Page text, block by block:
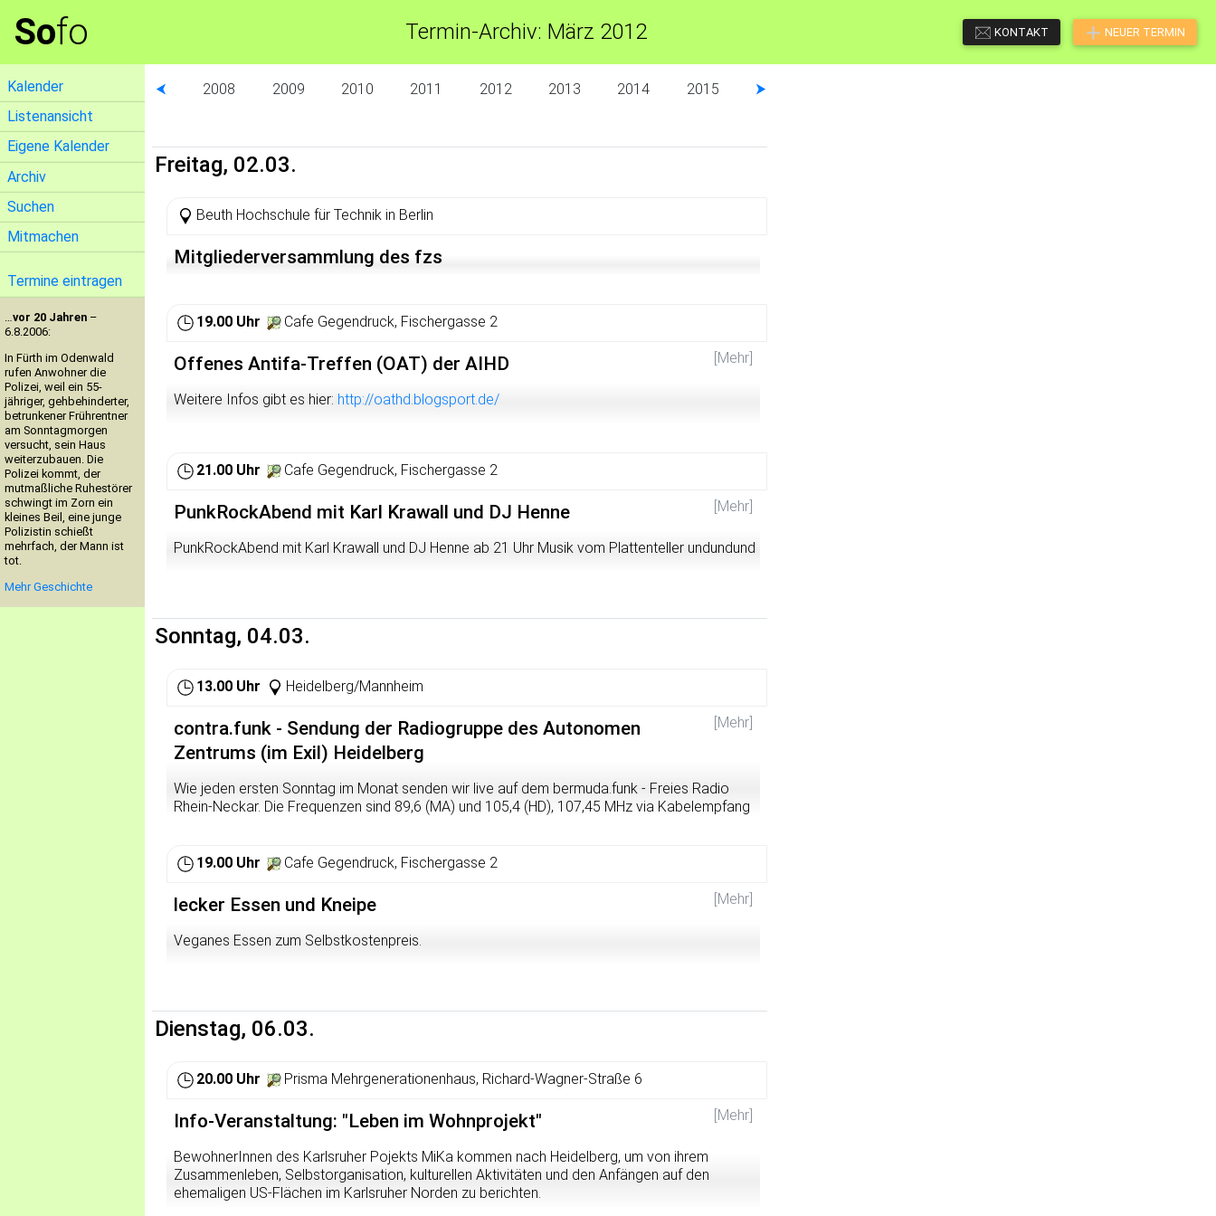
Sofo Termin-Archiv: März 2012 KONTAKT NEUER TERMIN
Kalender
Listenansicht
Eigene Kalender
Archiv
Suchen
Mitmachen
Termine eintragen
…vor 20 Jahren –
6.8.2006:
In Fürth im Odenwald
rufen Anwohner die
Polizei, weil ein 55-
jähriger, gehbehinderter,
betrunkener Frührentner
am Sonntagmorgen
versucht, sein Haus
weiterzubauen. Die
Polizei kommt, der
mutmaßliche Ruhestörer
schwingt im Zorn ein
kleines Beil, eine junge
Polizistin schießt
mehrfach, der Mann ist
tot.
Mehr Geschichte
⮜ 2008 2009 2010 2011 2012 2013 2014 2015 ⮞
Freitag, 02.03.
Beuth Hochschule für Technik in Berlin
Mitgliederversammlung des fzs
19.00 Uhr Cafe Gegendruck, Fischergasse 2
[Mehr]
Offenes Antifa-Treffen (OAT) der AIHD
Weitere Infos gibt es hier: http://oathd.blogsport.de/
21.00 Uhr Cafe Gegendruck, Fischergasse 2
[Mehr]
PunkRockAbend mit Karl Krawall und DJ Henne
PunkRockAbend mit Karl Krawall und DJ Henne ab 21 Uhr Musik vom Plattenteller undundund
Sonntag, 04.03.
13.00 Uhr Heidelberg/Mannheim
[Mehr]
contra.funk - Sendung der Radiogruppe des Autonomen
Zentrums (im Exil) Heidelberg
Wie jeden ersten Sonntag im Monat senden wir live auf dem bermuda.funk - Freies Radio
Rhein-Neckar. Die Frequenzen sind 89,6 (MA) und 105,4 (HD), 107,45 MHz via Kabelempfang
http://www.bermudafunk.org/stream.html.
http://www.myspace.com/contrafunk
19.00 Uhr Cafe Gegendruck, Fischergasse 2
[Mehr]
lecker Essen und Kneipe
Veganes Essen zum Selbstkostenpreis.
Dienstag, 06.03.
20.00 Uhr Prisma Mehrgenerationenhaus, Richard-Wagner-Straße 6
[Mehr]
Info-Veranstaltung: "Leben im Wohnprojekt"
BewohnerInnen des Karlsruher Pojekts MiKa kommen nach Heidelberg, um von ihrem
Zusammenleben, Selbstorganisation, kulturellen Aktivitäten und den Anfängen auf den
ehemaligen US-Flächen im Karlsruher Norden zu berichten.